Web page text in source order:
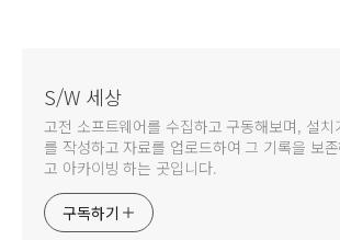
S/W 세상
고전 소프트웨어를 수집하고 구동해보며, 설치
를 작성하고 자료를 업로드하여 그 기록을 보
고 아카이빙 하는 곳입니다.
구독하기